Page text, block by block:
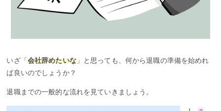
いざ「 会社辞めたいな」と思っても、何から退職の準備を始めれ
ば良いのでしょうか？
退職までの一般的な流れを見ていきましょう。